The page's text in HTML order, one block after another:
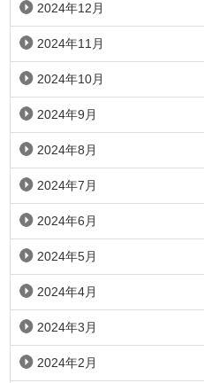
2024年12月
2024年11月
2024年10月
2024年9月
2024年8月
2024年7月
2024年6月
2024年5月
2024年4月
2024年3月
2024年2月